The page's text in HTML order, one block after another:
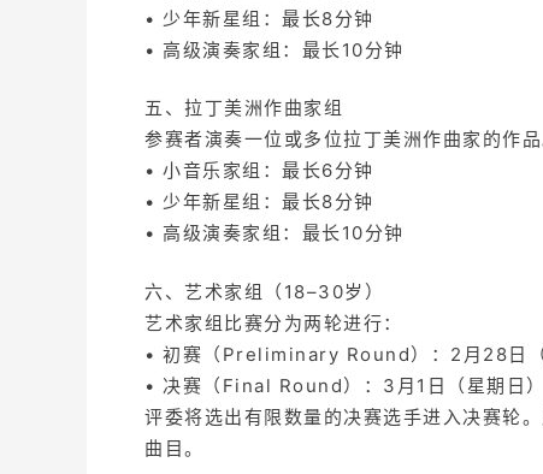
• 少年新星组：最长8分钟
• 高级演奏家组：最长10分钟
五、拉丁美洲作曲家组
参赛者演奏一位或多位拉丁美洲作曲家的作品
• 小音乐家组：最长6分钟
• 少年新星组：最长8分钟
• 高级演奏家组：最长10分钟
六、艺术家组（18–30岁）
艺术家组比赛分为两轮进行：
• 初赛（Preliminary Round）：2月28日
• 决赛（Final Round）：3月1日（星期日
评委将选出有限数量的决赛选手进入决赛轮
曲目。